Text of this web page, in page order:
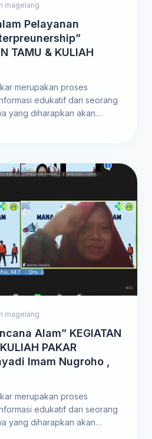
magelang
Pelayanan
TAMU & KULIAH
merupakan proses
edukatif dari seorang
yang diharapkan akan
magelang
Alam” KEGIATAN
PAKAR
Imam Nugroho ,
merupakan proses
edukatif dari seorang
yang diharapkan akan